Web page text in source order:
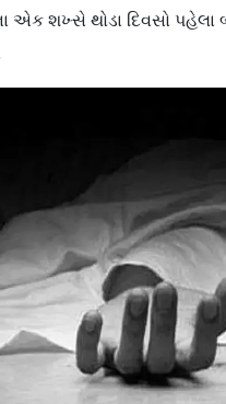
એક શખ્સે થોડા દિવસો